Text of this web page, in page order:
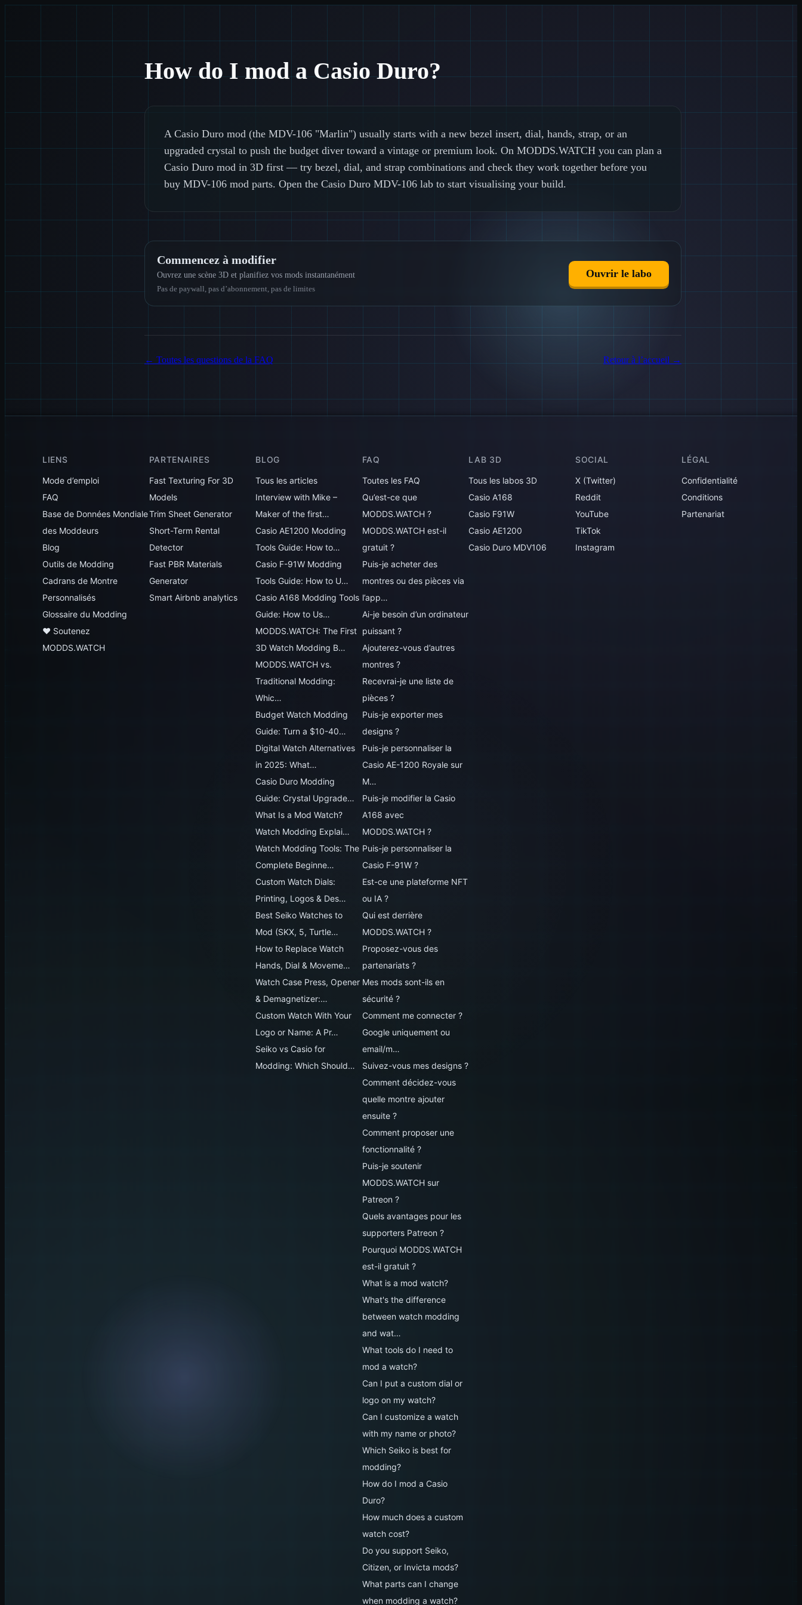
How do I mod a Casio Duro?
A Casio Duro mod (the MDV-106 "Marlin") usually starts with a new bezel insert, dial, hands, strap, or an
upgraded crystal to push the budget diver toward a vintage or premium look. On MODDS.WATCH you can plan a
Casio Duro mod in 3D first — try bezel, dial, and strap combinations and check they work together before you
buy MDV-106 mod parts. Open the Casio Duro MDV-106 lab to start visualising your build.
Commencez à modifier
Ouvrez une scène 3D et planifiez vos mods instantanément
Pas de paywall, pas d’abonnement, pas de limites
Ouvrir le labo
← Toutes les questions de la FAQ Retour à l’accueil →
LIENS
Mode d’emploi
FAQ
Base de Données Mondiale
des Moddeurs
Blog
Outils de Modding
Cadrans de Montre
Personnalisés
Glossaire du Modding
♥️ Soutenez
MODDS.WATCH
PARTENAIRES
Fast Texturing For 3D
Models
Trim Sheet Generator
Short-Term Rental
Detector
Fast PBR Materials
Generator
Smart Airbnb analytics
BLOG
Tous les articles
Interview with Mike –
Maker of the first…
Casio AE1200 Modding
Tools Guide: How to…
Casio F-91W Modding
Tools Guide: How to U…
Casio A168 Modding Tools
Guide: How to Us…
MODDS.WATCH: The First
3D Watch Modding B…
MODDS.WATCH vs.
Traditional Modding:
Whic…
Budget Watch Modding
Guide: Turn a $10-40…
Digital Watch Alternatives
in 2025: What…
Casio Duro Modding
Guide: Crystal Upgrade…
What Is a Mod Watch?
Watch Modding Explai…
Watch Modding Tools: The
Complete Beginne…
Custom Watch Dials:
Printing, Logos & Des…
Best Seiko Watches to
Mod (SKX, 5, Turtle…
How to Replace Watch
Hands, Dial & Moveme…
Watch Case Press, Opener
& Demagnetizer:…
Custom Watch With Your
Logo or Name: A Pr…
Seiko vs Casio for
Modding: Which Should…
FAQ
Toutes les FAQ
Qu’est-ce que
MODDS.WATCH ?
MODDS.WATCH est-il
gratuit ?
Puis-je acheter des
montres ou des pièces via
l’app…
Ai-je besoin d’un ordinateur
puissant ?
Ajouterez-vous d’autres
montres ?
Recevrai-je une liste de
pièces ?
Puis-je exporter mes
designs ?
Puis-je personnaliser la
Casio AE-1200 Royale sur
M…
Puis-je modifier la Casio
A168 avec
MODDS.WATCH ?
Puis-je personnaliser la
Casio F-91W ?
Est-ce une plateforme NFT
ou IA ?
Qui est derrière
MODDS.WATCH ?
Proposez-vous des
partenariats ?
Mes mods sont-ils en
sécurité ?
Comment me connecter ?
Google uniquement ou
email/m…
Suivez-vous mes designs ?
Comment décidez-vous
quelle montre ajouter
ensuite ?
Comment proposer une
fonctionnalité ?
Puis-je soutenir
MODDS.WATCH sur
Patreon ?
Quels avantages pour les
supporters Patreon ?
Pourquoi MODDS.WATCH
est-il gratuit ?
What is a mod watch?
What's the difference
between watch modding
and wat…
What tools do I need to
mod a watch?
Can I put a custom dial or
logo on my watch?
Can I customize a watch
with my name or photo?
Which Seiko is best for
modding?
How do I mod a Casio
Duro?
How much does a custom
watch cost?
Do you support Seiko,
Citizen, or Invicta mods?
What parts can I change
when modding a watch?
LAB 3D
Tous les labos 3D
Casio A168
Casio F91W
Casio AE1200
Casio Duro MDV106
SOCIAL
X (Twitter)
Reddit
YouTube
TikTok
Instagram
LÉGAL
Confidentialité
Conditions
Partenariat